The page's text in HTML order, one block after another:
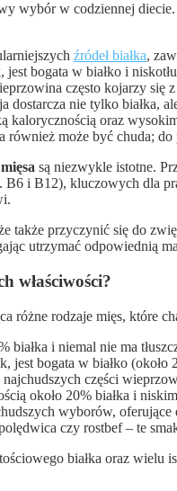
wybór w codziennej
źródeł białka,
jest bogata w białko i
często kojarzy się
dostarcza nie tylko białka,
kalorycznością oraz
również może być chuda;
są niezwykle istotne.
B6 i B12), kluczowych dla
także przyczynić się do
utrzymać odpowiednią
właściwości?
różne rodzaje mięs, które
białka i niemal nie ma
jest bogata w białko
części
około 20% białka i
wyborów,
czy rostbef – te
białka oraz